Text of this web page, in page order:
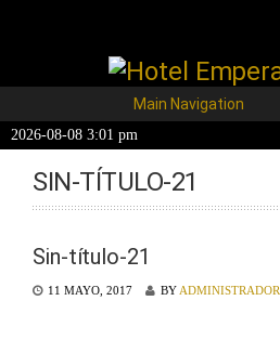
Main Navigation
2026-08-08 3:01 pm
SIN-TÍTULO-21
Sin-título-21
11 MAYO, 2017 BY ADMINISTRADOR